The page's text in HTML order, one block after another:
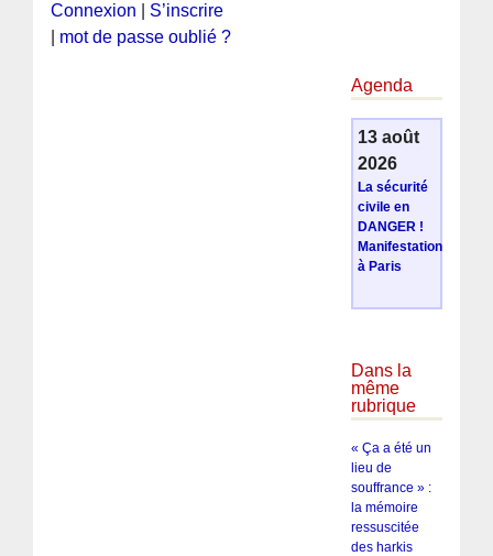
Connexion
S’inscrire
mot de passe oublié ?
Agenda
13 août
2026
La sécurité
civile en
DANGER !
Manifestation
à Paris
Dans la
même
rubrique
« Ça a été un
lieu de
souffrance » :
la mémoire
ressuscitée
des harkis